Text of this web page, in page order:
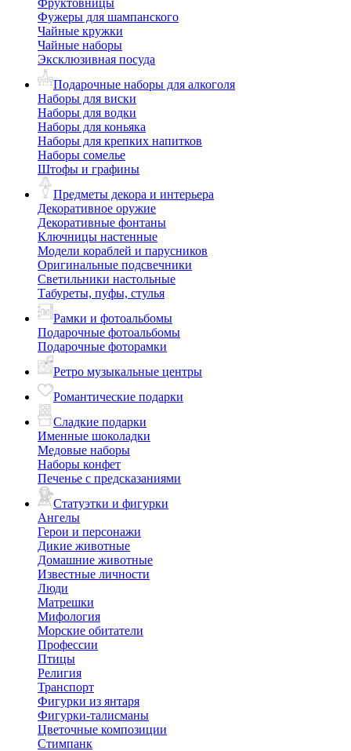
Фруктовницы
Фужеры для шампанского
Чайные кружки
Чайные наборы
Эксклюзивная посуда
Подарочные наборы для алкоголя
Наборы для виски
Наборы для водки
Наборы для коньяка
Наборы для крепких напитков
Наборы сомелье
Штофы и графины
Предметы декора и интерьера
Декоративное оружие
Декоративные фонтаны
Ключницы настенные
Модели кораблей и парусников
Оригинальные подсвечники
Светильники настольные
Табуреты, пуфы, стулья
Рамки и фотоальбомы
Подарочные фотоальбомы
Подарочные фоторамки
Ретро музыкальные центры
Романтические подарки
Сладкие подарки
Именные шоколадки
Медовые наборы
Наборы конфет
Печенье с предсказаниями
Статуэтки и фигурки
Ангелы
Герои и персонажи
Дикие животные
Домашние животные
Известные личности
Люди
Матрешки
Мифология
Морские обитатели
Профессии
Птицы
Религия
Транспорт
Фигурки из янтаря
Фигурки-талисманы
Цветочные композиции
Стимпанк